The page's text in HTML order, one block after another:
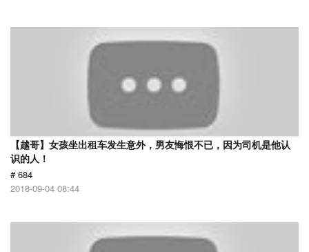
【越哥】女孩坐出租车发生意外，男友悔恨不已，因为司机是他认
识的人！
# 684
2018-09-04 08:44